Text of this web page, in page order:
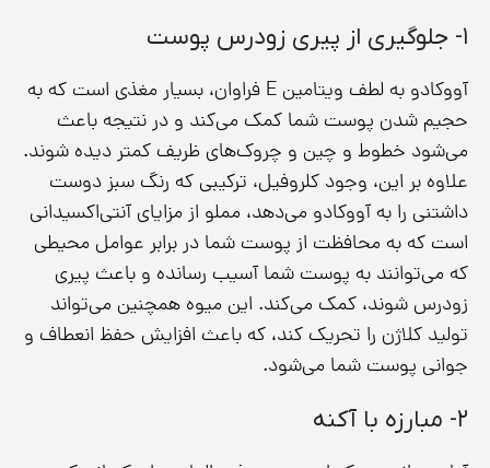
۱- جلوگیری از پیری زودرس پوست
آووکادو به لطف ویتامین E فراوان، بسیار مغذی است که به
حجیم شدن پوست شما کمک می‌کند و در نتیجه باعث
می‌شود خطوط و چین و چروک‌های ظریف کمتر دیده شوند.
علاوه بر این، وجود کلروفیل، ترکیبی که رنگ سبز دوست
داشتنی را به آووکادو می‌دهد، مملو از مزایای آنتی‌اکسیدانی
است که به محافظت از پوست شما در برابر عوامل محیطی
که می‌توانند به پوست شما آسیب رسانده و باعث پیری
زودرس شوند، کمک می‌کند. این میوه همچنین می‌تواند
تولید کلاژن را تحریک کند، که باعث افزایش حفظ انعطاف و
جوانی پوست شما می‌شود.
۲- مبارزه با آکنه